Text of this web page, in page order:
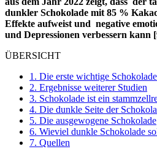
dunkler Schokolade mit 85 %
Effekte aufweist und negative
und Depressionen verbessern kann
ÜBERSICHT
1. Die erste wichtige
2. Ergebnisse weiterer Studien
3. Schokolade ist ein
4. Die dunkle Seite der
5. Die ausgewogene Schokolade
6. Wieviel dunkle Schokolade
7. Quellen